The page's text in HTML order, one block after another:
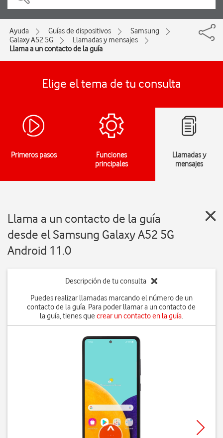
Ayuda Guías de dispositivos
Samsung
Galaxy A52 5G
Llamadas y mensajes
Llama a un contacto de la guía
Elige el tema de tu consulta
Primeros pasos
Funciones
principales
Llamadas y
mensajes
Llama a un contacto de la guía
desde el Samsung Galaxy A52 5G
Android 11.0
Descripción de tu consulta
Puedes realizar llamadas marcando el número de un
contacto de la guía. Para poder llamar a un contacto de
la guía, tienes que crear un contacto en la guía.